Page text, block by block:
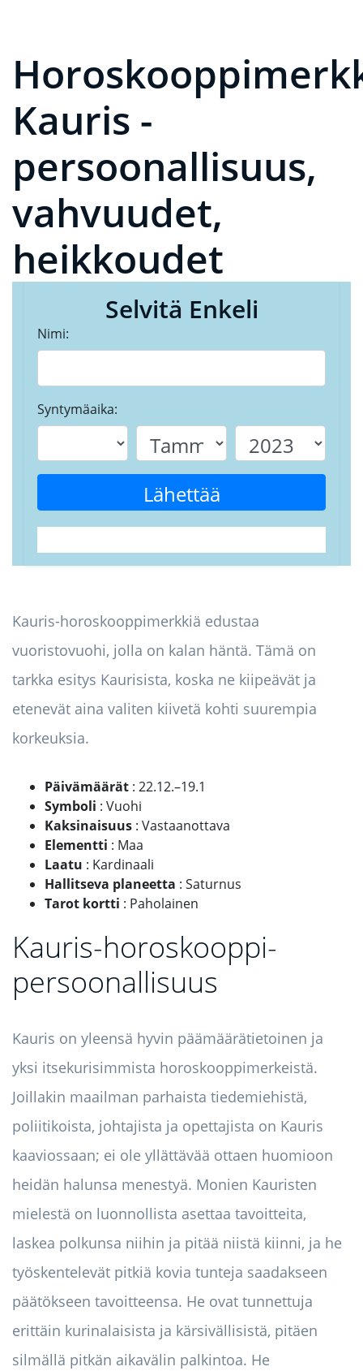
Kauris -
persoonallisuus,
vahvuudet,
heikkoudet
Selvitä Enkeli
Nimi:
Syntymäaika:
Lähettää
Kauris-horoskooppimerkkiä edustaa
vuoristovuohi, jolla on kalan häntä. Tämä on
tarkka esitys Kaurisista, koska ne kiipeävät ja
etenevät aina valiten kiivetä kohti suurempia
korkeuksia.
Päivämäärät : 22.12.–19.1
Symboli : Vuohi
Kaksinaisuus : Vastaanottava
Elementti : Maa
Laatu : Kardinaali
Hallitseva planeetta : Saturnus
Tarot kortti : Paholainen
Kauris-horoskooppi-
persoonallisuus
Kauris on yleensä hyvin päämäärätietoinen ja
yksi itsekurisimmista horoskooppimerkeistä.
Joillakin maailman parhaista tiedemiehistä,
poliitikoista, johtajista ja opettajista on Kauris
kaaviossaan; ei ole yllättävää ottaen huomioon
heidän halunsa menestyä. Monien Kauristen
mielestä on luonnollista asettaa tavoitteita,
laskea polkunsa niihin ja pitää niistä kiinni, ja he
työskentelevät pitkiä kovia tunteja saadakseen
päätökseen tavoitteensa. He ovat tunnettuja
erittäin kurinalaisista ja kärsivällisistä, pitäen
silmällä pitkän aikavälin palkintoa. He